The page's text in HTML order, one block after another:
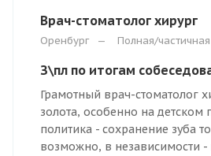
Врач-стоматолог хирург
Оренбург — Полная/частичная
З\пл по итогам
Грамотный врач-стоматолог
золота, особенно на
политика - сохранение зуба
возможно, в независимости